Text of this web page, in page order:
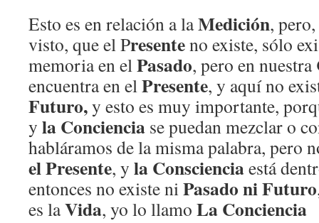
Esto es en relación a laMedición,
visto, que el Presenteno existe, sólo
memoria en elPasado, pero en nuestra
encuentra en elPresente, y aquí no
Futuro,y esto es muy importante,
y la Conciencia se puedan mezclar o
habláramos de la misma palabra, pero
el Presente, y la Conscienciaestá
entonces no existe niPasado ni Futuro
es laVida, yo lo llamo La Conciencia